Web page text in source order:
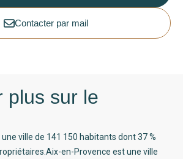
Contacter par mail
plus sur le
ville de 141 150 habitants dont 37 %
en-Provence est une ville